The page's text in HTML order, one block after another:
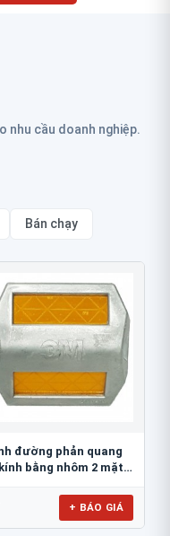
nhu cầu doanh nghiệp.
Bán chạy
đường phản quang
kính bằng nhôm 2 mặt
+ BÁO GIÁ